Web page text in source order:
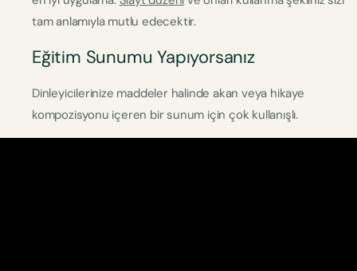
tam anlamıyla mutlu edecektir.
Eğitim Sunumu Yapıyorsanız
Dinleyicilerinize maddeler halinde akan veya hikaye
kompozisyonu içeren bir sunum için çok kullanışlı.